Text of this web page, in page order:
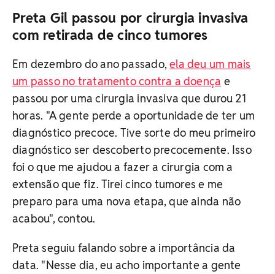
Preta Gil passou por cirurgia invasiva
com retirada de cinco tumores
Em dezembro do ano passado,ela deu um mais
um passo no tratamento contra a doença e
passou por uma cirurgia invasiva que durou 21
horas. "A gente perde a oportunidade de ter um
diagnóstico precoce. Tive sorte do meu primeiro
diagnóstico ser descoberto precocemente. Isso
foi o que me ajudou a fazer a cirurgia com a
extensão que fiz. Tirei cinco tumores e me
preparo para uma nova etapa, que ainda não
acabou", contou.
Preta seguiu falando sobre a importância da
data. "Nesse dia, eu acho importante a gente